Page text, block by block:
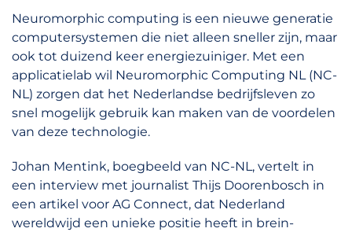
Neuromorphic computing is een nieuwe generatie
computersystemen die niet alleen sneller zijn, maar
ook tot duizend keer energiezuiniger. Met een
applicatielab wil Neuromorphic Computing NL (NC-
NL) zorgen dat het Nederlandse bedrijfsleven zo
snel mogelijk gebruik kan maken van de voordelen
van deze technologie.
Johan Mentink, boegbeeld van NC-NL, vertelt in
een interview met journalist Thijs Doorenbosch in
een artikel voor AG Connect, dat Nederland
wereldwijd een unieke positie heeft in brein-